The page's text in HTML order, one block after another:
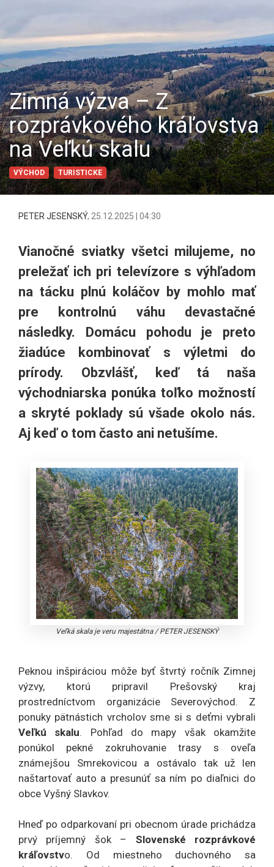
Zimná výzva – Z
rozprávkového kráľovstva
na Veľkú skalu
VÝCHOD TURISTICKE
PETER JESENSKÝ, 25.12.2025 | 04:30
Vianočné sviatky všetci milujeme, no
preležať ich pri televízore s výhľadom
na tácku plnú koláčov by mohlo mať
pre kontrolnú váhu devastačné
následky. Domácu pohodu je preto
žiadúce kombinovať s výletmi do
prírody. Obzvlášť, keď tá naša
východniarska ponúka toľko možností
a skryté poklady sú všade okolo nás.
Aj keď o tom často ani netušíme.
Veľká skala je veru majestátna/PETER JESENSKÝ
Peknou inšpiráciou môže byť štvrtý ročník Zimnej
výzvy, ktorú pripravil Prešovský kraj
prostredníctvom organizácie Severovýchod. Z
ponuky pätnástich vrcholov sme si s deťmi vybrali
Veľkú skalu. Pohľad do mapy však okamžite
ponúkol pekné zokruhovanie trasy s oveľa
známejšou Smrekovicou a ostávalo tak už len
naštartovať auto a presunúť sa ním po diaľnici do
obce Vyšný Slavkov.
Hneď po odparkovaní pri obecnom úrade prichádza
prvý príjemný šok – Slovenské rozprávkové
kráľovstvo. Od miestneho duchovného sa